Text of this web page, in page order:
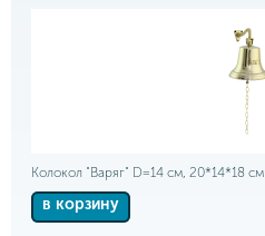
Колокол "Варяг" D=14 см, 20*14*18 см
в корзину